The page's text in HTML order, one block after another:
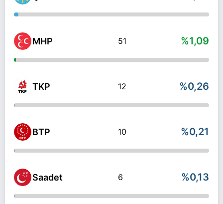
MHP 51 %1,09
TKP 12 %0,26
BTP 10 %0,21
Saadet 6 %0,13